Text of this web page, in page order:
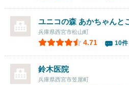
ユニコの森 あかちゃんと
兵庫県西宮市松山町
4.71 10件
鈴木医院
兵庫県西宮市笠屋町